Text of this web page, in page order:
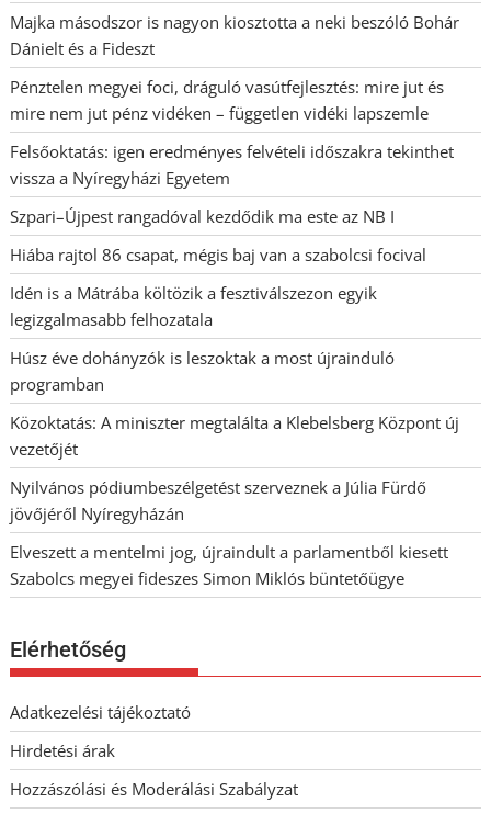
Majka másodszor is nagyon kiosztotta a neki beszóló Bohár
Dánielt és a Fideszt
Pénztelen megyei foci, dráguló vasútfejlesztés: mire jut és
mire nem jut pénz vidéken – független vidéki lapszemle
Felsőoktatás: igen eredményes felvételi időszakra tekinthet
vissza a Nyíregyházi Egyetem
Szpari–Újpest rangadóval kezdődik ma este az NB I
Hiába rajtol 86 csapat, mégis baj van a szabolcsi focival
Idén is a Mátrába költözik a fesztiválszezon egyik
legizgalmasabb felhozatala
Húsz éve dohányzók is leszoktak a most újrainduló
programban
Közoktatás: A miniszter megtalálta a Klebelsberg Központ új
vezetőjét
Nyilvános pódiumbeszélgetést szerveznek a Júlia Fürdő
jövőjéről Nyíregyházán
Elveszett a mentelmi jog, újraindult a parlamentből kiesett
Szabolcs megyei fideszes Simon Miklós büntetőügye
Elérhetőség
Adatkezelési tájékoztató
Hirdetési árak
Hozzászólási és Moderálási Szabályzat